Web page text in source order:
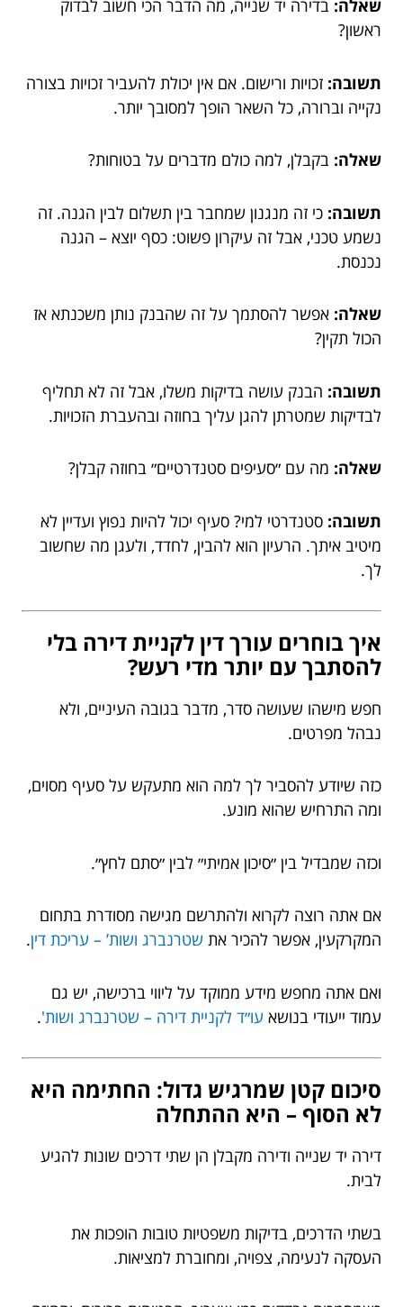
שאלה: בדירה יד שנייה, מה הדבר הכי חשוב לבדוק
ראשון?
תשובה: זכויות ורישום. אם אין יכולת להעביר זכויות בצורה
נקייה וברורה, כל השאר הופך למסובך יותר.
שאלה: בקבלן, למה כולם מדברים על בטוחות?
תשובה: כי זה מנגנון שמחבר בין תשלום לבין הגנה. זה
נשמע טכני, אבל זה עיקרון פשוט: כסף יוצא – הגנה
נכנסת.
שאלה: אפשר להסתמך על זה שהבנק נותן משכנתא אז
הכול תקין?
תשובה: הבנק עושה בדיקות משלו, אבל זה לא תחליף
לבדיקות שמטרתן להגן עליך בחוזה ובהעברת הזכויות.
שאלה: מה עם ״סעיפים סטנדרטיים״ בחוזה קבלן?
תשובה: סטנדרטי למי? סעיף יכול להיות נפוץ ועדיין לא
מיטיב איתך. הרעיון הוא להבין, לחדד, ולעגן מה שחשוב
לך.
איך בוחרים עורך דין לקניית דירה בלי
להסתבך עם יותר מדי רעש?
חפש מישהו שעושה סדר, מדבר בגובה העיניים, ולא
נבהל מפרטים.
כזה שיודע להסביר לך למה הוא מתעקש על סעיף מסוים,
ומה התרחיש שהוא מונע.
וכזה שמבדיל בין ״סיכון אמיתי״ לבין ״סתם לחץ״.
אם אתה רוצה לקרוא ולהתרשם מגישה מסודרת בתחום
המקרקעין, אפשר להכיר את שטרנברג ושות’ – עריכת דין.
ואם אתה מחפש מידע ממוקד על ליווי ברכישה, יש גם
עמוד ייעודי בנושא עו״ד לקניית דירה – שטרנברג ושות'.
סיכום קטן שמרגיש גדול: החתימה היא
לא הסוף – היא ההתחלה
דירה יד שנייה ודירה מקבלן הן שתי דרכים שונות להגיע
לבית.
בשתי הדרכים, בדיקות משפטיות טובות הופכות את
העסקה לנעימה, צפויה, ומחוברת למציאות.